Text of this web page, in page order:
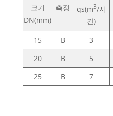
크기
DN(mm)
측정
qs(m3/시
간)
15 B 3
20
B 5
25
B 7